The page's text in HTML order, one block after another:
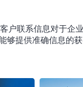
够提供准确信息的